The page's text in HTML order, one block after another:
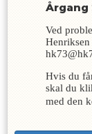
Årgang
Ved
Hvis du
skal du
med den